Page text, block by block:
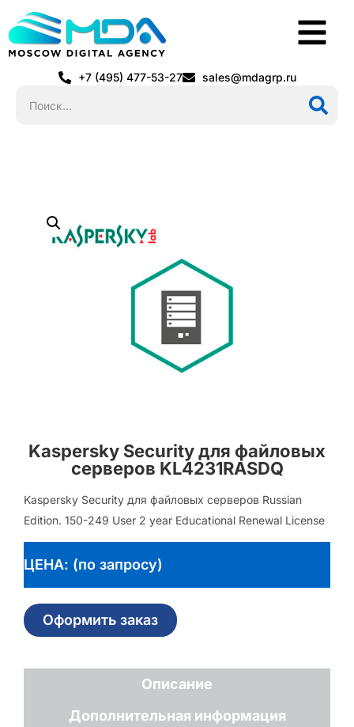
+7 (495) 477-53-27 sales@mdagrp.ru
Kaspersky Security для файловых
серверов KL4231RASDQ
Kaspersky Security для файловых серверов Russian
Edition. 150-249 User 2 year Educational Renewal License
ЦЕНА: (по запросу)
Оформить заказ
Описание
Дополнительная информация